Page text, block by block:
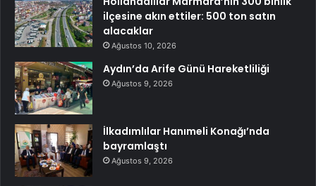
ilçesine akın ettiler: 500 ton satın
alacaklar
Ağustos 10, 2026
Aydın’da Arife Günü Hareketliliği
Ağustos 9, 2026
İlkadımlılar Hanımeli Konağı’nda
bayramlaştı
Ağustos 9, 2026